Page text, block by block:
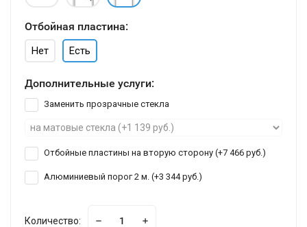
Отбойная пластина:
Нет Есть
Дополнительные услуги:
Заменить прозрачные стекла
Отбойные пластины на вторую сторону (+7 466 руб.)
Алюминиевый порог 2 м. (+3 344 руб.)
Количество: